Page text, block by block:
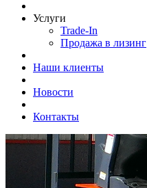
Услуги
Trade-In
Продажа в лизинг
Наши клиенты
Новости
Контакты